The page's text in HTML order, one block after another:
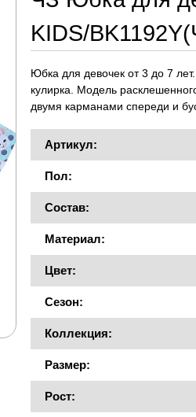
KIDS/
Юбка для девочек от 3 до 7
кулирка. Модель
двумя карманами спереди и
Артикул:
Пол:
Состав:
Материал:
Цвет:
Сезон:
Коллекция:
Размер:
Рост: